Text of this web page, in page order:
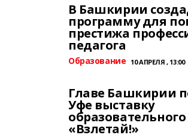
В Башкирии
программу для
престижа
педагога
Образование 10 АПРЕЛЯ , 13:00
Главе Башкирии
Уфе выставку
«Взлетай!»